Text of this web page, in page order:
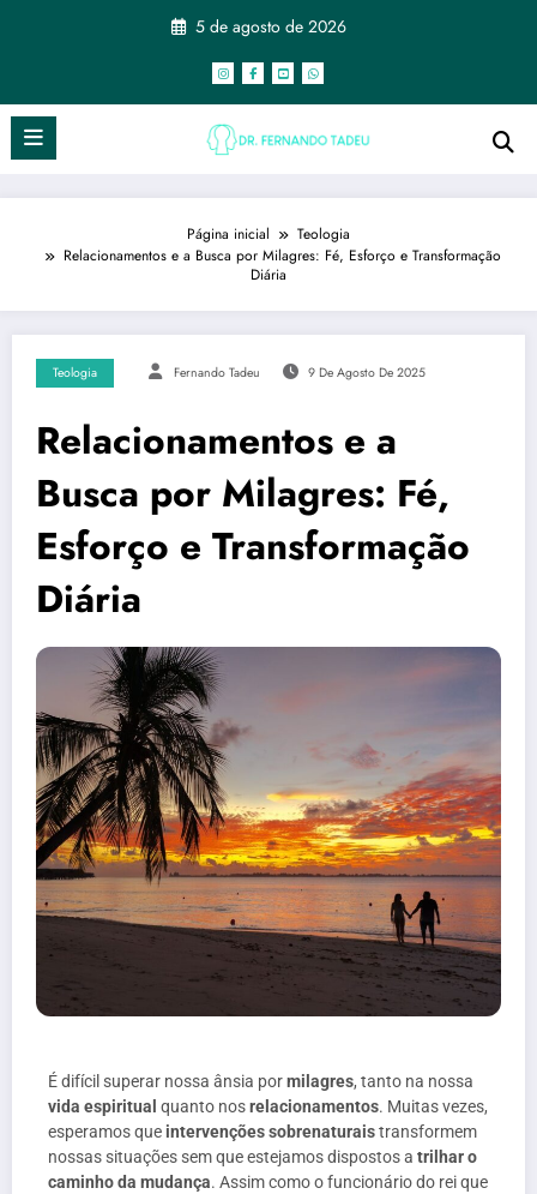
5 de agosto de 2026
Página inicial
Teologia
Relacionamentos e a Busca por Milagres: Fé, Esforço e Transformação
Diária
Teologia Fernando Tadeu 9 De Agosto De 2025
Relacionamentos e a
Busca por Milagres: Fé,
Esforço e Transformação
Diária
É difícil superar nossa ânsia pormilagres, tanto na nossa
vida espiritual quanto nosrelacionamentos. Muitas vezes,
esperamos que intervenções sobrenaturaistransformem
nossas situações sem que estejamos dispostos a trilhar o
caminho da mudança. Assim como o funcionário do rei que